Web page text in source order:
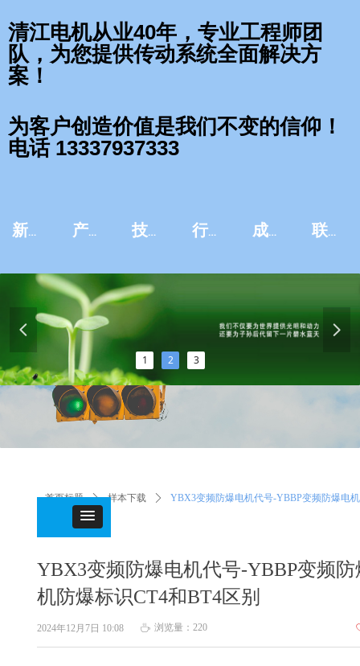
新闻资讯 产品中心 技术服务 行业应用 成功案例 联系我们
1 2 3
넳 넲
清江电机从业40年，专业工程师团
队，为您提供传动系统全面解决方
案！
为客户创造价值是我们不变的信仰！
电话 13337937333
YBX3变频防爆电机代号-YBBP变频防
机防爆标识CT4和BT4区别
首页标题 ꄲ 样本下载 ꄲ YBX3变频防爆电机代号-YBBP变频防爆电
识CT4和BT4区别
2024年12月7日 10:08 ꄘ 浏览量：220